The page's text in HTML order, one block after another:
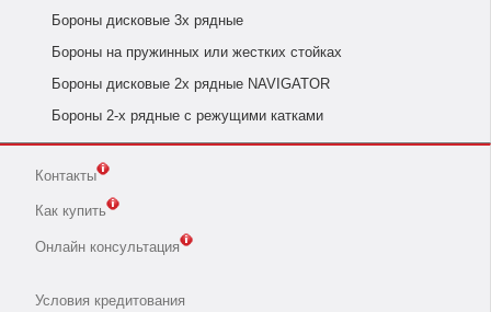
Бороны дисковые 3х рядные
Бороны на пружинных или жестких стойках
Бороны дисковые 2х рядные NAVIGATOR
Бороны 2-х рядные с режущими катками
Контакты
Как купить
Онлайн консультация
Условия кредитования